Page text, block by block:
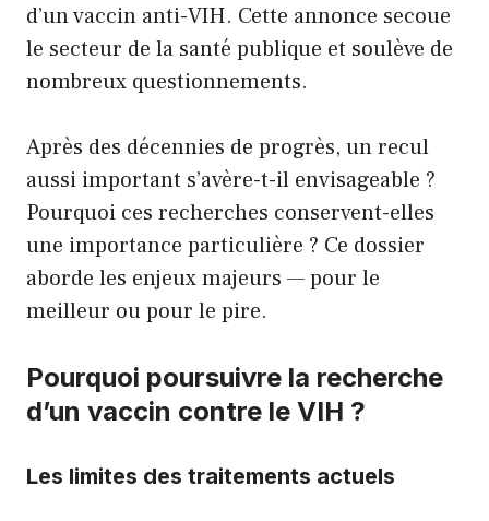
d’un vaccin anti-VIH. Cette annonce secoue
le secteur de la santé publique et soulève de
nombreux questionnements.
Après des décennies de progrès, un recul
aussi important s’avère-t-il envisageable ?
Pourquoi ces recherches conservent-elles
une importance particulière ? Ce dossier
aborde les enjeux majeurs — pour le
meilleur ou pour le pire.
Pourquoi poursuivre la recherche
d’un vaccin contre le VIH ?
Les limites des traitements actuels